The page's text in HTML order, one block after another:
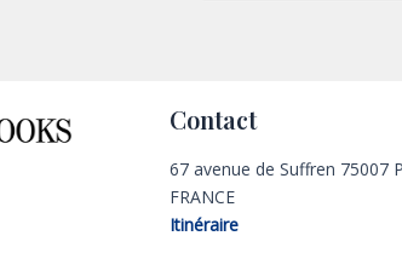
Contact
67 avenue de Suffren 75007
FRANCE
Itinéraire